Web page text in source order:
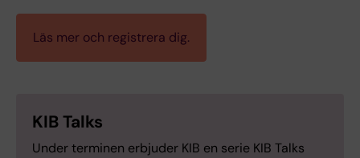
Läs mer och registrera dig.
KIB Talks
Under terminen erbjuder KIB en serie KIB Talks